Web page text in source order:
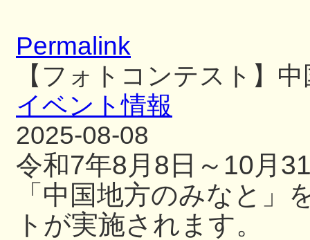
Permalink
【フォトコンテスト】
イベント情報
2025-08-08
令和7年8月8日～10月
「中国地方のみなと
トが実施されます。